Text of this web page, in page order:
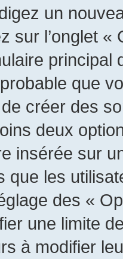
un
sur l’onglet
principal
que
créer des
deux
insérée sur
que les
des «
une limite
à modifier